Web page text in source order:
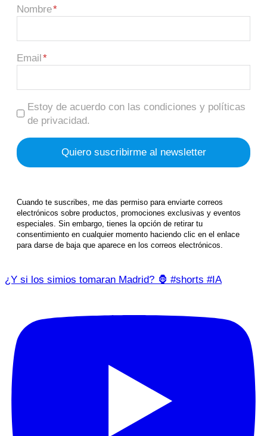
Nombre
Email
Estoy de acuerdo con las condiciones y políticas
de privacidad.
Cuando te suscribes, me das permiso para enviarte correos
electrónicos sobre productos, promociones exclusivas y eventos
especiales. Sin embargo, tienes la opción de retirar tu
consentimiento en cualquier momento haciendo clic en el enlace
para darse de baja que aparece en los correos electrónicos.
¿Y si los simios tomaran Madrid? 🦍 #shorts #IA